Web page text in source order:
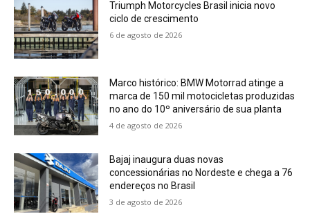
Triumph Motorcycles Brasil inicia novo
ciclo de crescimento
6 de agosto de 2026
Marco histórico: BMW Motorrad atinge a
marca de 150 mil motocicletas produzidas
no ano do 10º aniversário de sua planta
4 de agosto de 2026
Bajaj inaugura duas novas
concessionárias no Nordeste e chega a 76
endereços no Brasil
3 de agosto de 2026